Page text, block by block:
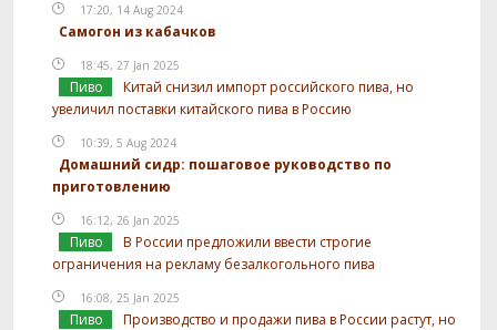
17:20, 14 Aug 2024
Самогон из кабачков
18:45, 27 Jan 2025
Пиво
Китай снизил импорт российского пива, но
увеличил поставки китайского пива в Россию
10:39, 5 Aug 2024
Домашний сидр: пошаговое руководство по
приготовлению
16:12, 26 Jan 2025
Пиво
В России предложили ввести строгие
ограничения на рекламу безалкогольного пива
16:08, 25 Jan 2025
Пиво
Производство и продажи пива в России растут, но